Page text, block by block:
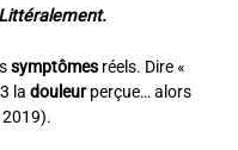
symptômes réels. Dire «
la douleurperçue… alors
2019).